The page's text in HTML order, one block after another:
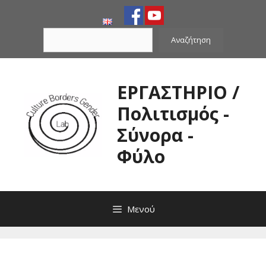
Αναζήτηση
ΕΡΓΑΣΤΗΡΙΟ /
Πολιτισμός -
Σύνορα -
Φύλο
Μενού